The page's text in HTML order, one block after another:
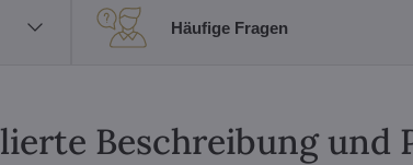
Häufige Fragen
Beschreibung und